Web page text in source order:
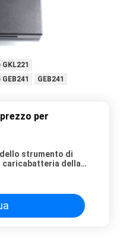
GEB241
per
strumento di
caricabatteria della